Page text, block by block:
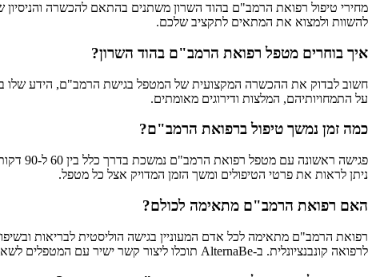
להשוות ולמצוא את המתאים לתקציב שלכם.
איך בוחרים מטפל רפואת הרמב"ם בהוד השרון?
על התמחויותיהם, המלצות ודירוגים מאומתים.
כמה זמן נמשך טיפול ברפואת הרמב"ם?
ניתן לראות את פרטי הטיפולים ומשך הזמן המדויק אצל כל מטפל.
האם רפואת הרמב"ם מתאימה לכולם?
רפואת הרמב"ם מתאימה לכל אדם המעוניין בגישה הוליסטית לבריאות
לרפואה קונבנציונלית. ב-AlternaBe תוכלו ליצור קשר ישיר עם המטפלים לשאלות והתאמה אישית.